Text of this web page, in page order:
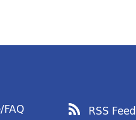
RSS Feed